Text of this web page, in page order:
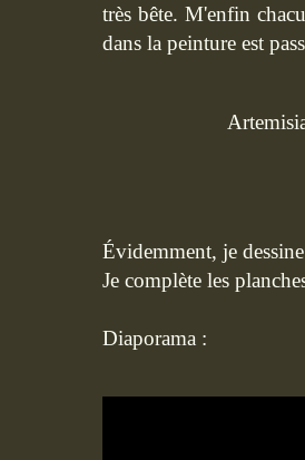
très bête. M'enfin
dans la peinture est
Évidemment, je
Je complète les
Diaporama :